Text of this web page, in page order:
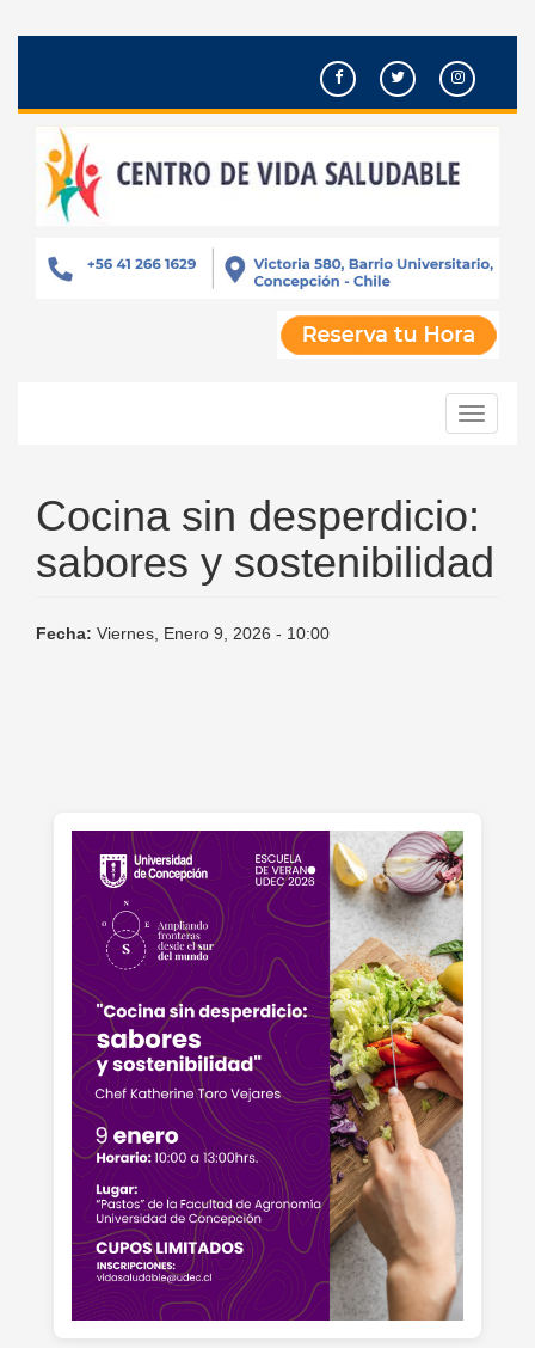
principal
Toggle
Cocina sin desperdicio:
sabores y sostenibilidad
Fecha: Viernes, Enero 9, 2026 - 10:00